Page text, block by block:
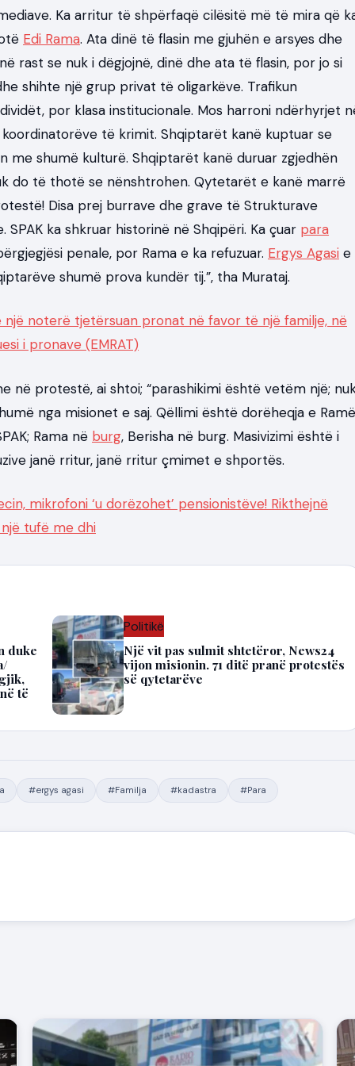
Ka arritur të shpërfaqë cilësitë më të mira që
Edi Rama. Ata dinë të flasin me gjuhën e arsyes dhe
rast se nuk i dëgjojnë, dinë dhe ata të flasin, por jo si
shihte një grup privat të oligarkëve. Trafikun
por klasa institucionale. Mos harroni ndërhyrjet
të krimit. Shqiptarët kanë kuptuar se
shumë kulturë. Shqiptarët kanë duruar zgjedhën
do të thotë se nënshtrohen. Qytetarët e kanë marrë
Disa prej burrave dhe grave të Strukturave
ka shkruar historinë në Shqipëri. Ka çuar para
penale, por Rama e ka refuzuar. Ergys Agasi e
shumë prova kundër tij.”, tha Murataj.
noterë tjetërsuan pronat në favor të një familje, në
i pronave (EMRAT)
në protestë, ai shtoi; “parashikimi është vetëm një;
nga misionet e saj. Qëllimi është dorëheqja e
Rama në burg, Berisha në burg. Masivizimi është i
janë rritur, janë rritur çmimet e shportës.
mikrofoni ‘u dorëzohet’ pensionistëve! Rikthejnë
një tufë me dhi
duke
të
Politikë
Një vit pas sulmit shtetëror, News24
vijon misionin. 71 ditë pranë protestës
së qytetarëve
#ergys agasi #Familja #kadastra #Para